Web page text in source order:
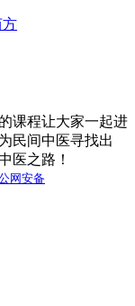
方
课程让大家一起进
民间中医寻找出
医之路！
网安备